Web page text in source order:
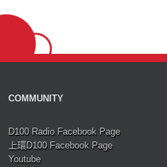
COMMUNITY
D100 Radio Facebook Page
上環D100 Facebook Page
Youtube